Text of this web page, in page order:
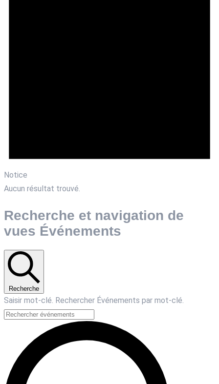
Notice
Aucun résultat trouvé.
Recherche et navigation de
vues Événements
Recherche
Saisir mot-clé. Rechercher Événements par mot-clé.